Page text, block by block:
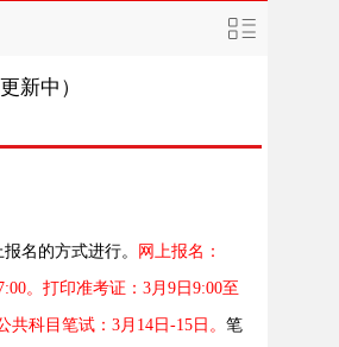
新中）
名的方式进行。 网上报名：
。打印准考证：3月9日9:00至
科目笔试：3月14日-15日。 笔